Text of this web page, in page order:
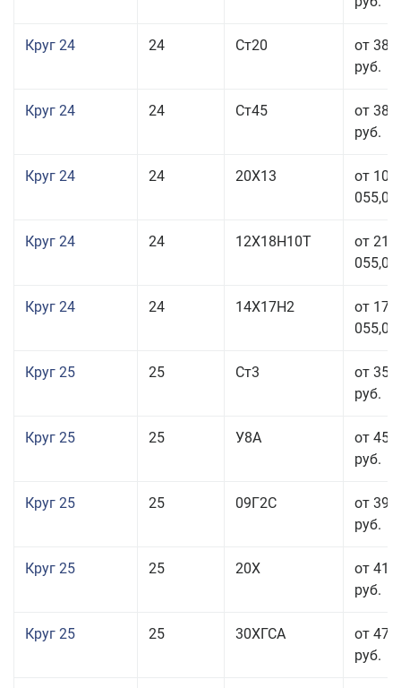
Круг 24 24 Ст20
от 38
руб.
Круг 24 24 Ст45
от 38
руб.
Круг 24 24 20Х13
от 103
055,00
Круг 24 24 12Х18Н10Т
от 211
055,00
Круг 24 24 14Х17Н2
от 178
055,00
Круг 25 25 Ст3
от 35
руб.
Круг 25 25 У8А
от 45
руб.
Круг 25 25 09Г2С
от 39
руб.
Круг 25 25 20Х
от 41
руб.
Круг 25 25 30ХГСА
от 47
руб.